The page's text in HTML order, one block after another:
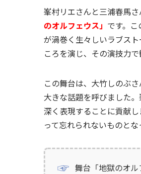
峯村リエさんと三浦春馬
のオルフェウス」 です。
が渦巻く生々しいラブス
ころを演じ、その演技力で
この舞台は、大竹しのぶ
大きな話題を呼びました
深く表現することに貢献
って忘れられないものとな
舞台「地獄のオ